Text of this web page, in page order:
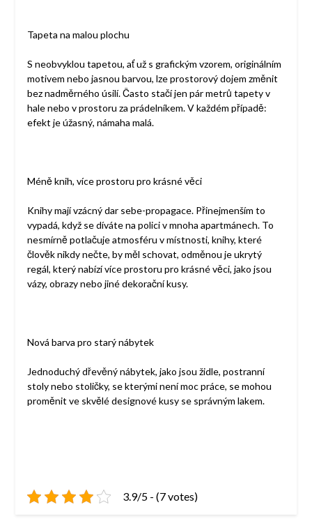
Tapeta na malou plochu
S neobvyklou tapetou, ať už s grafickým vzorem, originálním
motivem nebo jasnou barvou, lze prostorový dojem změnit
bez nadměrného úsilí. Často stačí jen pár metrů tapety v
hale nebo v prostoru za prádelníkem. V každém případě:
efekt je úžasný, námaha malá.
Méně knih, více prostoru pro krásné věci
Knihy mají vzácný dar sebe-propagace. Přinejmenším to
vypadá, když se díváte na polici v mnoha apartmánech. To
nesmírně potlačuje atmosféru v místnosti, knihy, které
člověk nikdy nečte, by měl schovat, odměnou je ukrytý
regál, který nabízí více prostoru pro krásné věci, jako jsou
vázy, obrazy nebo jiné dekorační kusy.
Nová barva pro starý nábytek
Jednoduchý dřevěný nábytek, jako jsou židle, postranní
stoly nebo stoličky, se kterými není moc práce, se mohou
proměnit ve skvělé designové kusy se správným lakem.
3.9/5 - (7 votes)